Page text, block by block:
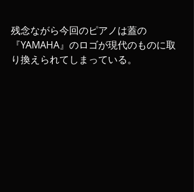
残念ながら今回のピアノは蓋の
『YAMAHA』のロゴが現代のものに取
り換えられてしまっている。